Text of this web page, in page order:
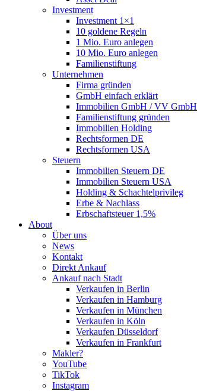
Investment
Investment 1×1
10 goldene Regeln
1 Mio. Euro anlegen
10 Mio. Euro anlegen
Familienstiftung
Unternehmen
Firma gründen
GmbH einfach erklärt
Immobilien GmbH / VV GmbH
Familienstiftung gründen
Immobilien Holding
Rechtsformen DE
Rechtsformen USA
Steuern
Immobilien Steuern DE
Immobilien Steuern USA
Holding & Schachtelprivileg
Erbe & Nachlass
Erbschaftsteuer 1,5%
About
Über uns
News
Kontakt
Direkt Ankauf
Ankauf nach Stadt
Verkaufen in Berlin
Verkaufen in Hamburg
Verkaufen in München
Verkaufen in Köln
Verkaufen Düsseldorf
Verkaufen in Frankfurt
Makler?
YouTube
TikTok
Instagram